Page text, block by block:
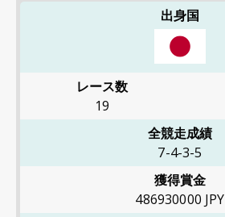
出身国
レース数
19
全競走成績
7-4-3-5
獲得賞金
486930000 JPY